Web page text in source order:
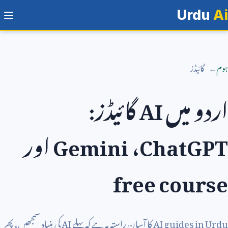
Urdu Ai
ہوم گائیڈز
اردو میںAIگائیڈز:
ChatGPT،Geminiاور
free course
AI guides in Urduکا آسان راستہ یہ ہے کہ پہلےAIکی بنیاد سمجھیں، پھر